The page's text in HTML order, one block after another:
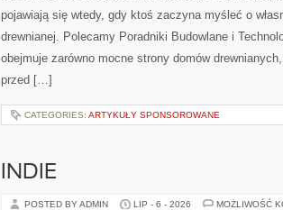
pojawiają się wtedy, gdy ktoś zaczyna myśleć o
drewnianej. Polecamy Poradniki Budowlane i
obejmuje zarówno mocne strony domów
przed […]
CATEGORIES: ARTYKUŁY SPONSOROWANE
INDIE
POSTED BY ADMIN LIP - 6 - 2026 MOŻLIWOŚĆ